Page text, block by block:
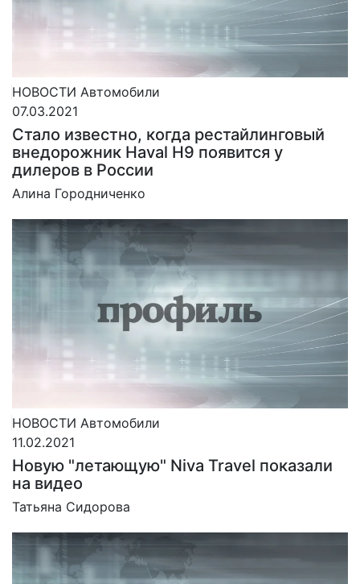
НОВОСТИ Автомобили
07.03.2021
Стало известно, когда рестайлинговый
внедорожник Haval H9 появится у
дилеров в России
Алина Городниченко
НОВОСТИ Автомобили
11.02.2021
Новую "летающую" Niva Travel показали
на видео
Татьяна Сидорова